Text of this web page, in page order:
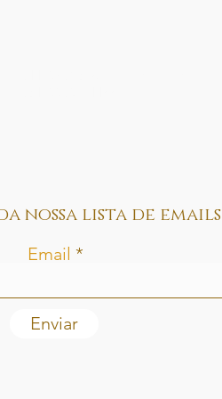
nossa lista de emails
Email
Enviar